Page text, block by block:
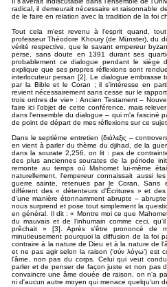
radical, il demeurait nécessaire et raisonnable
de le faire en relation avec la tradition de la foi
Tout cela m'est revenu à l'esprit quand,
professeur Théodore Khoury (de Münster), du
vérité respective, que le savant empereur
perse, sans doute en 1391 durant ses
probablement ce dialogue pendant le siège
explique que ses propres réflexions sont
interlocuteur persan [2]. Le dialogue embrasse
par la Bible et le Coran ; il s'intéresse en
revient nécessairement sans cesse sur le
trois ordres de vie» : Ancien Testament –
faire ici l'objet de cette conférence, mais
dans l'ensemble du dialogue – qui m'a fasciné
de point de départ de mes réflexions sur ce
Dans le septième entretien (διάλεξις –
en vient à parler du thème du djihad, de la
dans la sourate 2,256, on lit : pas de
des plus anciennes sourates de la période
remonte au temps où Mahomet lui-même
naturellement, l'empereur connaissait aussi
guerre sainte, retenues par le Coran. Sans
différent des « détenteurs d'Écritures » et
d'une manière étonnamment abrupte –
nous surprend et pose tout simplement la
en général. Il dit : « Montre moi ce que
du mauvais et de l'inhumain comme ceci,
prêchait » [3]. Après s'être prononcé de
minutieusement pourquoi la diffusion de la foi
contraire à la nature de Dieu et à la nature de
et ne pas agir selon la raison (‘σύν λόγω’)
l'âme, non pas du corps. Celui qui veut
parler et de penser de façon juste et non pas
convaincre une âme douée de raison, on n'a
ni d'aucun autre moyen qui menace quelqu'un